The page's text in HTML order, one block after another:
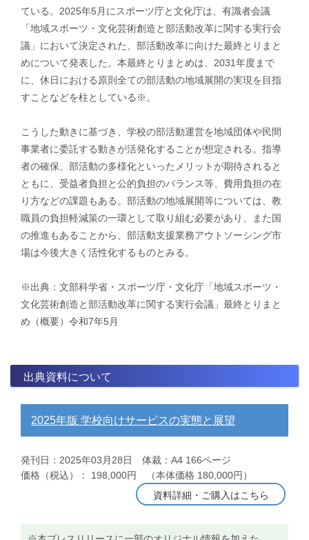
ている。2025年5月にスポーツ庁と文化庁は、有識者会議
「地域スポーツ・文化芸術創造と部活動改革に関する実行会
議」において決定された、部活動改革に向けた最終とりまと
めについて発表した。本最終とりまとめは、2031年度まで
に、休日における原則全ての部活動の地域展開の実現を目指
すことなどを柱としている※。
こうした動きに基づき、学校の部活動運営を地域団体や民間
事業者に委託する動きが活発化することが想定される。指導
者の確保、部活動の多様化といったメリットが期待されると
ともに、受益者負担と公的負担のバランス等、費用負担の在
り方などの課題もある。部活動の地域展開等については、教
職員の負担軽減策の一環として取り組む必要があり、また国
の推進もあることから、部活動支援業務アウトソーシング市
場は今後大きく活性化するものとみる。
※出典：文部科学省・スポーツ庁・文化庁「地域スポーツ・
文化芸術創造と部活動改革に関する実行会議」最終とりまと
め（概要）令和7年5月
出典資料について
2025年版 学校向けサービスの実態と展望
発刊日：2025年03月28日 体裁：A4 166ページ
価格（税込）： 198,000円 （本体価格 180,000円）
資料詳細・ご購入はこちら